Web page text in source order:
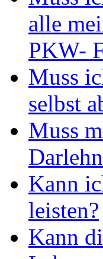
alle
PKW-
Muss
selbst
Muss
Kann
leisten?
Kann